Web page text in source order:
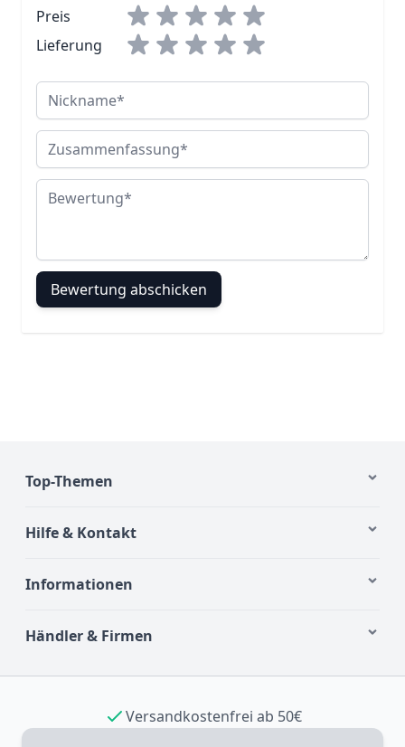
Preis
Lieferung
Nickname
Zusammenfassung
Bewertung
Bewertung abschicken
Top-Themen
Hilfe & Kontakt
Informationen
Händler & Firmen
Versandkostenfrei ab 50€